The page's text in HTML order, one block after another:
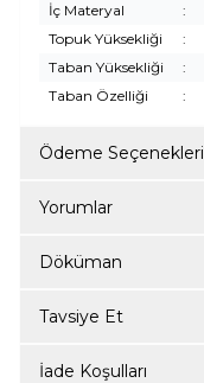
İç Materyal
:
Topuk Yüksekliği
:
Taban Yüksekliği
:
Taban Özelliği
:
Ödeme Seçenekleri
Yorumlar
Döküman
Tavsiye Et
İade Koşulları